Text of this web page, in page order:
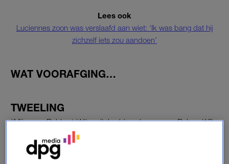
Lees ook
Luciennes zoon was verslaafd aan wiet: ‘Ik was bang dat hij
zichzelf iets zou aandoen’
WAT VOORAFGING…
TWEELING
“Mijn man Robbert (41) en ik hadden al een zoon, Ruben (13),
toen Tim en zijn tweelingzusje Lisa geboren werden. Toen Tim
drie was huilde hij veel. Ik zat uren aan zijn bed omdat hij niet
uit kon leggen waarom hij verdrietig was. Rond zijn vierde